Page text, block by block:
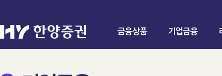
금융상품 기업금융